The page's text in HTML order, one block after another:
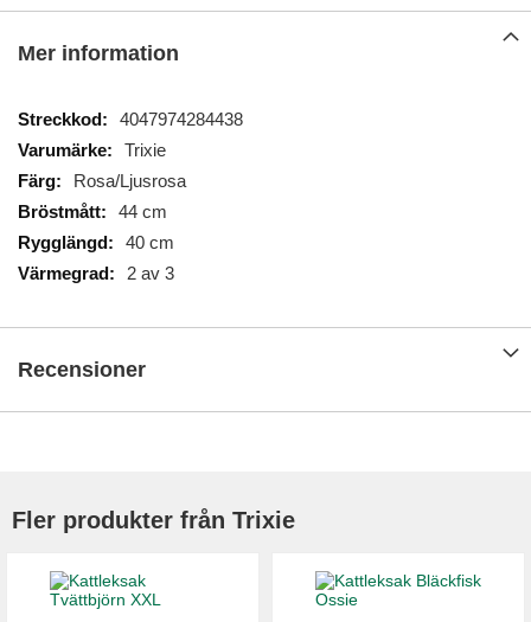
Mer information
Mer
information
4047974284438
Trixie
Rosa/Ljusrosa
44 cm
40 cm
2 av 3
Recensioner
Fler produkter från Trixie